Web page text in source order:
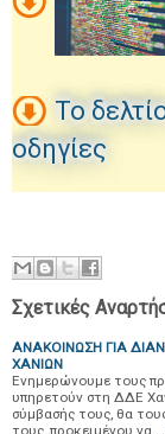
Το
οδηγίες
Σχετικές
ΑΝΑΚΟΙΝΩΣΗ ΓΙΑ
ΧΑΝΙΩΝ
Ενημερώνουμε τους
υπηρετούν στη ΔΔΕ
σύμβασής τους, θα
τους, προκειμένου να …